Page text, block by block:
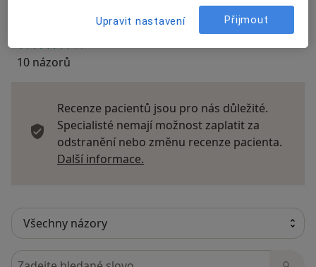
10 názorů
Recenze pacientů jsou pro nás důležité.
Specialisté nemají možnost zaplatit za
odstranění nebo změnu recenze pacienta.
Další informace.
Hledejte v názorech
Upravit nastavení Přijmout